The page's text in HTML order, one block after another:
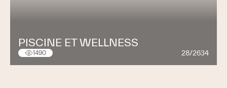
PISCINE ET WELLNESS
1490 28/2634